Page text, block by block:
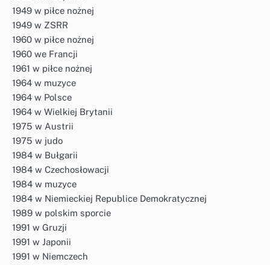
1949 w piłce nożnej
1949 w ZSRR
1960 w piłce nożnej
1960 we Francji
1961 w piłce nożnej
1964 w muzyce
1964 w Polsce
1964 w Wielkiej Brytanii
1975 w Austrii
1975 w judo
1984 w Bułgarii
1984 w Czechosłowacji
1984 w muzyce
1984 w Niemieckiej Republice Demokratycznej
1989 w polskim sporcie
1991 w Gruzji
1991 w Japonii
1991 w Niemczech